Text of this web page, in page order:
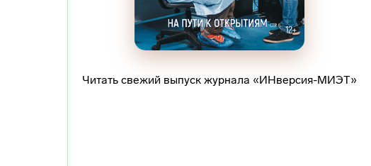
Читать свежий выпуск журнала «ИНверсия-МИЭТ»